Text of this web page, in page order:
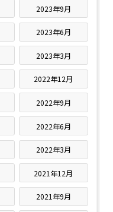
2023年9月
2023年6月
2023年3月
2022年12月
2022年9月
2022年6月
2022年3月
2021年12月
2021年9月